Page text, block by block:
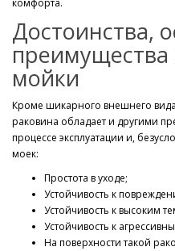
комфорта.
Достоинства,
преимущества
мойки
Кроме шикарного внешнего
раковина обладает и другими
процессе эксплуатации и,
моек:
Простота в уходе;
Устойчивость к
Устойчивость к высоким
Устойчивость к
На поверхности такой